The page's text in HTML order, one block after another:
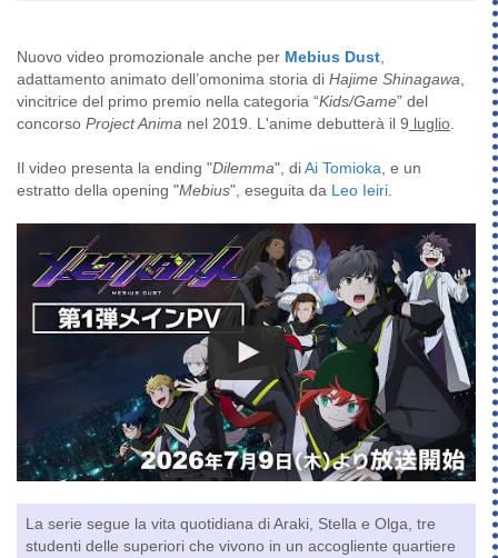
Nuovo video promozionale anche per Mebius Dust
adattamento animato dell’omonima storia di Hajime Shinagawa
vincitrice del primo premio nella categoria “Kids/Game” del
concorso Project Anima nel 2019. L'anime debutterà il 9 luglio
Il video presenta la ending "Dilemma", diAi Tomioka , e un
estratto della opening "Mebius", eseguita da Leo Ieiri
La serie segue la vita quotidiana di Araki, Stella e Olga, tre
studenti delle superiori che vivono in un accogliente quartiere